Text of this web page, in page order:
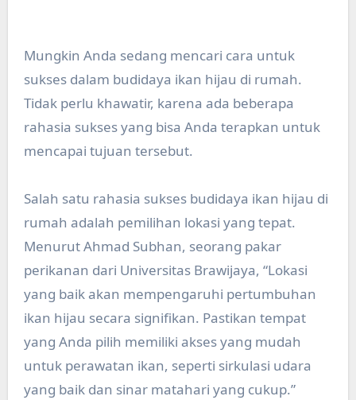
Mungkin Anda sedang mencari cara untuk
sukses dalam budidaya ikan hijau di rumah.
Tidak perlu khawatir, karena ada beberapa
rahasia sukses yang bisa Anda terapkan untuk
mencapai tujuan tersebut.
Salah satu rahasia sukses budidaya ikan hijau di
rumah adalah pemilihan lokasi yang tepat.
Menurut Ahmad Subhan, seorang pakar
perikanan dari Universitas Brawijaya, “Lokasi
yang baik akan mempengaruhi pertumbuhan
ikan hijau secara signifikan. Pastikan tempat
yang Anda pilih memiliki akses yang mudah
untuk perawatan ikan, seperti sirkulasi udara
yang baik dan sinar matahari yang cukup.”